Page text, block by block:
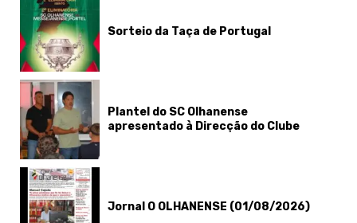
Sorteio da Taça de Portugal
Plantel do SC Olhanense
apresentado à Direcção do Clube
Jornal O OLHANENSE (01/08/2026)